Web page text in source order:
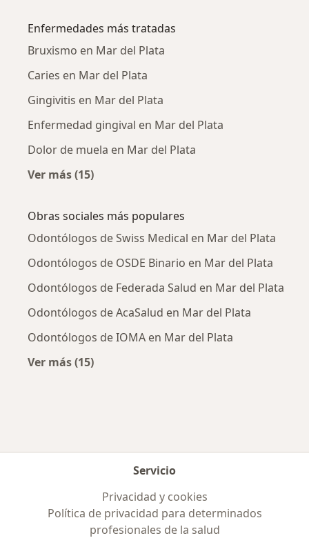
Enfermedades más tratadas
Bruxismo en Mar del Plata
Caries en Mar del Plata
Gingivitis en Mar del Plata
Enfermedad gingival en Mar del Plata
Dolor de muela en Mar del Plata
Ver más (15)
Obras sociales más populares
Odontólogos de Swiss Medical en Mar del Plata
Odontólogos de OSDE Binario en Mar del Plata
Odontólogos de Federada Salud en Mar del Plata
Odontólogos de AcaSalud en Mar del Plata
Odontólogos de IOMA en Mar del Plata
Ver más (15)
Servicio
Privacidad y cookies
Política de privacidad para determinados
profesionales de la salud